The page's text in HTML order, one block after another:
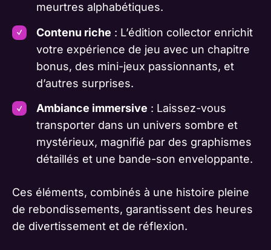
meurtres alphabétiques.
Contenu riche : L’édition collector enrichit
votre expérience de jeu avec un chapitre
bonus, des mini-jeux passionnants, et
d’autres surprises.
Ambiance immersive : Laissez-vous
transporter dans un univers sombre et
mystérieux, magnifié par des graphismes
détaillés et une bande-son enveloppante.
Ces éléments, combinés à une histoire pleine
de rebondissements, garantissent des heures
de divertissement et de réflexion.